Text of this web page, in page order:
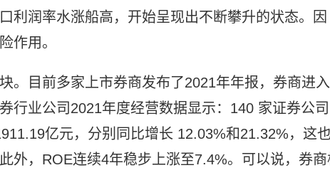
利润率水涨船高，开始呈现出不断攀升的状态。因
作用。
。目前多家上市券商发布了2021年年报，券商进入
行业公司2021年度经营数据显示：140 家证券公司
亿元，分别同比增长 12.03%和21.32%，这
外，ROE连续4年稳步上涨至7.4%。可以说，券商